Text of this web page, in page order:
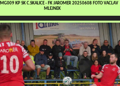
IMG009 KP SK C.SKALICE - FK JAROMER 20250608 FOTO VACLAV
MLEJNEK